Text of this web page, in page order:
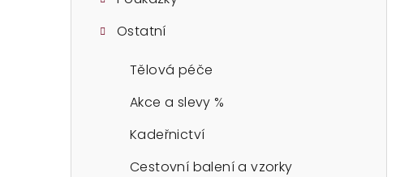
Ostatní
Tělová péče
Akce a slevy %
Kadeřnictví
Cestovní balení a vzorky